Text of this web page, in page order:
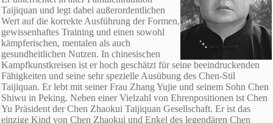
Taijiquan und legt dabei außerordentlichen
Wert auf die korrekte Ausführung der Formen,
gewissenhaftes Training und einen sowohl
kämpferischen, mentalen als auch
gesundheitlichen Nutzen. In chinesischen
Kampfkunstkreisen ist er hoch geschätzt für seine beeindruckenden
Fähigkeiten und seine sehr spezielle Ausübung des Chen-Stil
Taijiquan. Er lebt mit seiner Frau Zhang Yujie und seinem Sohn Chen
Shiwu in Peking. Neben einer Vielzahl von Ehrenpositionen ist Chen
Yu Präsident der Chen Zhaokui Taijiquan Gesellschaft. Er ist das
einzige Kind von Chen Zhaokui und Enkel des legendären Chen